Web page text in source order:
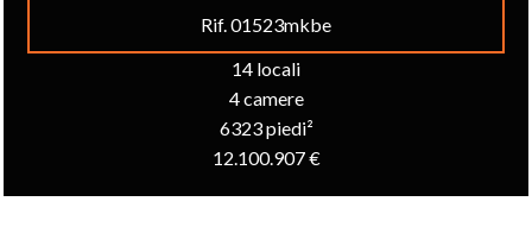
Rif. 01523mkbe
14 locali
4 camere
6323 piedi²
12.100.907 €